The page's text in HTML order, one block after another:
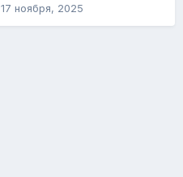
17 ноября, 2025